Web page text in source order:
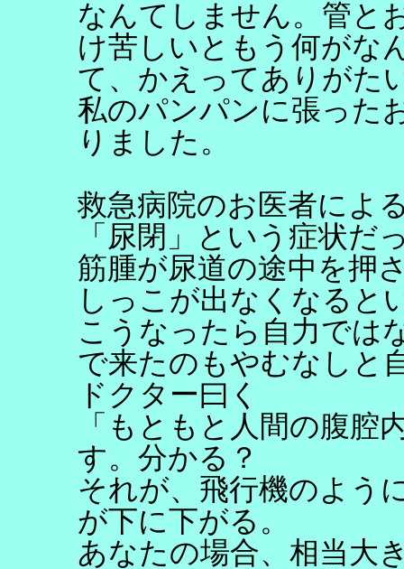
なんてしません。管と
け苦しいともう何がな
て、かえってありがた
私のパンパンに張った
りました。
救急病院のお医者によ
「尿閉」という症状だ
筋腫が尿道の途中を押
しっこが出なくなると
こうなったら自力では
で来たのもやむなしと
ドクター曰く
「もともと人間の腹腔
す。分かる？
それが、飛行機のよう
が下に下がる。
あなたの場合、相当大